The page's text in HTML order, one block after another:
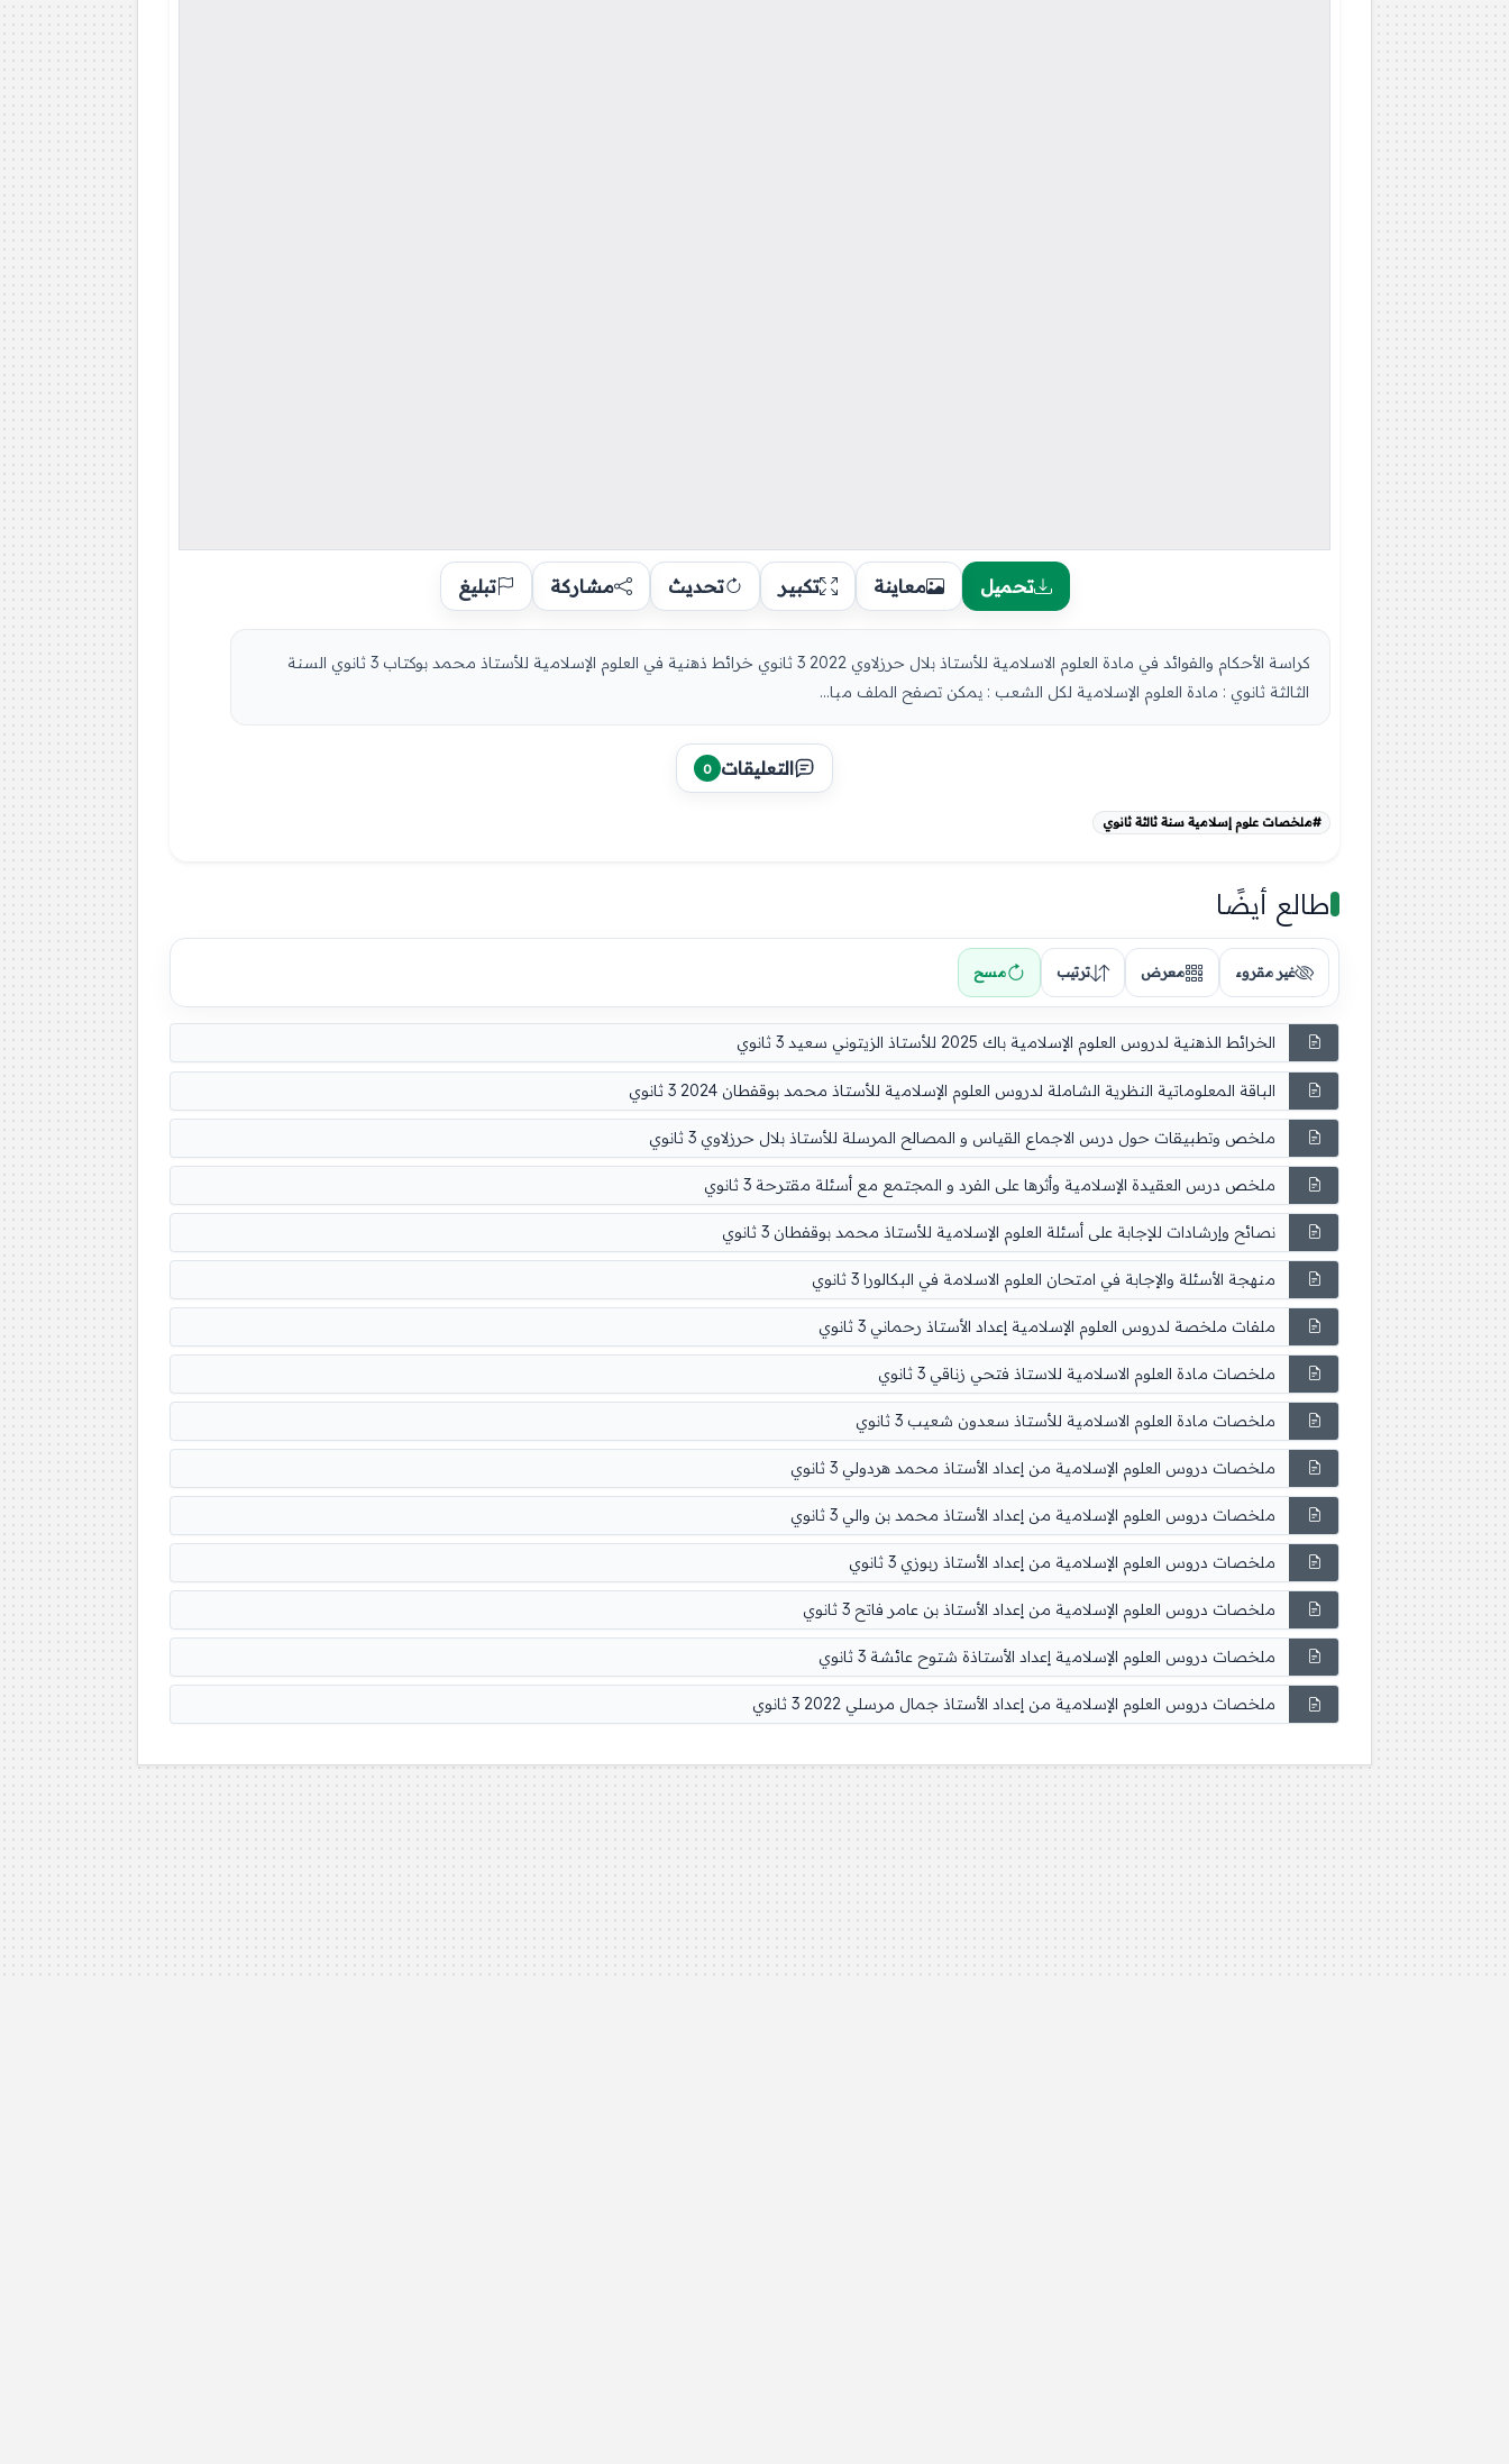
تحميل معاينة تكبير تحديث مشاركة تبليغ
كراسة الأحكام والفوائد في مادة العلوم الاسلامية للأستاذ بلال حرزلاوي 2022 3 ثانوي خرائط ذهنية في العلوم الإسلامية للأستاذ محمد بوكتاب 3 ثانوي السنة
الثالثة ثانوي : مادة العلوم الإسلامية لكل الشعب : يمكن تصفح الملف مبا...
التعليقات 0
#ملخصات علوم إسلامية سنة ثالثة ثانوي
طالع أيضًا
غير مقروء معرض ترتيب مسح
الخرائط الذهنية لدروس العلوم الإسلامية باك 2025 للأستاذ الزيتوني سعيد 3 ثانوي
الباقة المعلوماتية النظرية الشاملة لدروس العلوم الإسلامية للأستاذ محمد بوقفطان 2024 3 ثانوي
ملخص وتطبيقات حول درس الاجماع القياس و المصالح المرسلة للأستاذ بلال حرزلاوي 3 ثانوي
ملخص درس العقيدة الإسلامية وأثرها على الفرد و المجتمع مع أسئلة مقترحة 3 ثانوي
نصائح وإرشادات للإجابة على أسئلة العلوم الإسلامية للأستاذ محمد بوقفطان 3 ثانوي
منهجة الأسئلة والإجابة في امتحان العلوم الاسلامة في البكالورا 3 ثانوي
ملفات ملخصة لدروس العلوم الإسلامية إعداد الأستاذ رحماني 3 ثانوي
ملخصات مادة العلوم الاسلامية للاستاذ فتحي زناقي 3 ثانوي
ملخصات مادة العلوم الاسلامية للأستاذ سعدون شعيب 3 ثانوي
ملخصات دروس العلوم الإسلامية من إعداد الأستاذ محمد هردولي 3 ثانوي
ملخصات دروس العلوم الإسلامية من إعداد الأستاذ محمد بن والي 3 ثانوي
ملخصات دروس العلوم الإسلامية من إعداد الأستاذ ربوزي 3 ثانوي
ملخصات دروس العلوم الإسلامية من إعداد الأستاذ بن عامر فاتح 3 ثانوي
ملخصات دروس العلوم الإسلامية إعداد الأستاذة شتوح عائشة 3 ثانوي
ملخصات دروس العلوم الإسلامية من إعداد الأستاذ جمال مرسلي 2022 3 ثانوي